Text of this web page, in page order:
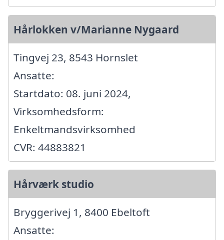
Hårlokken v/Marianne Nygaard
Tingvej 23, 8543 Hornslet
Ansatte:
Startdato: 08. juni 2024,
Virksomhedsform:
Enkeltmandsvirksomhed
CVR: 44883821
Hårværk studio
Bryggerivej 1, 8400 Ebeltoft
Ansatte: